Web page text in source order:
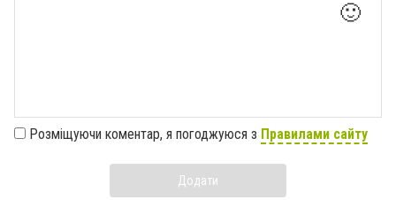
🙂
Розміщуючи коментар, я погоджуюся з Правилами сайту
Додати